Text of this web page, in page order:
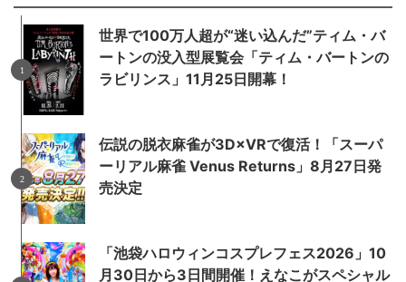
世界で100万人超が“迷い込んだ”ティム・バ
ートンの没入型展覧会「ティム・バートンの
ラビリンス」11月25日開幕！
伝説の脱衣麻雀が3D×VRで復活！「スーパ
ーリアル麻雀 Venus Returns」8月27日発
売決定
「池袋ハロウィンコスプレフェス2026」10
月30日から3日間開催！えなこがスペシャル